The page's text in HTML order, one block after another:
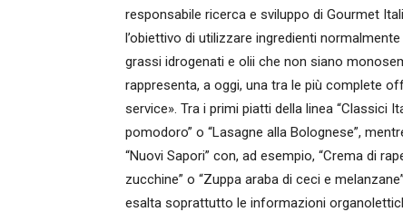
responsabile ricerca e sviluppo di Gourmet
l’obiettivo di utilizzare ingredienti
grassi idrogenati e olii che non siano
rappresenta, a oggi, una tra le più complete
service». Tra i primi piatti della linea “Classici
pomodoro” o “Lasagne alla Bolognese”,
“Nuovi Sapori” con, ad esempio, “Crema di
zucchine” o “Zuppa araba di ceci e
esalta soprattutto le informazioni